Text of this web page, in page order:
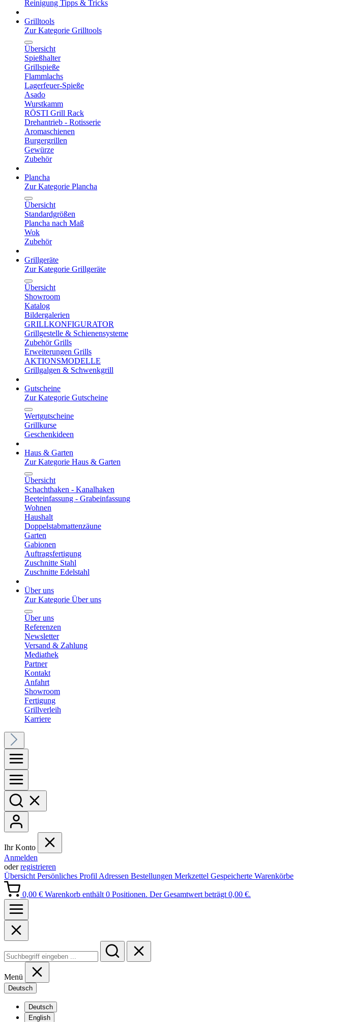
Reinigung Tipps & Tricks
Grilltools
Zur Kategorie Grilltools
Übersicht
Spießhalter
Grillspieße
Flammlachs
Lagerfeuer-Spieße
Asado
Wurstkamm
RÖSTI Grill Rack
Drehantrieb - Rotisserie
Aromaschienen
Burgergrillen
Gewürze
Zubehör
Plancha
Zur Kategorie Plancha
Übersicht
Standardgrößen
Plancha nach Maß
Wok
Zubehör
Grillgeräte
Zur Kategorie Grillgeräte
Übersicht
Showroom
Katalog
Bildergalerien
GRILLKONFIGURATOR
Grillgestelle & Schienensysteme
Zubehör Grills
Erweiterungen Grills
AKTIONSMODELLE
Grillgalgen & Schwenkgrill
Gutscheine
Zur Kategorie Gutscheine
Wertgutscheine
Grillkurse
Geschenkideen
Haus & Garten
Zur Kategorie Haus & Garten
Übersicht
Schachthaken - Kanalhaken
Beeteinfassung - Grabeinfassung
Wohnen
Haushalt
Doppelstabmattenzäune
Garten
Gabionen
Auftragsfertigung
Zuschnitte Stahl
Zuschnitte Edelstahl
Über uns
Zur Kategorie Über uns
Über uns
Referenzen
Newsletter
Versand & Zahlung
Mediathek
Partner
Kontakt
Anfahrt
Showroom
Fertigung
Grillverleih
Karriere
Ihr Konto
Anmelden
oderregistrieren
Übersicht Persönliches Profil Adressen Bestellungen Merkzettel Gespeicherte Warenkörbe
0,00 € Warenkorb enthält 0 Positionen. Der Gesamtwert beträgt 0,00 €.
Menü
Deutsch
Deutsch
English